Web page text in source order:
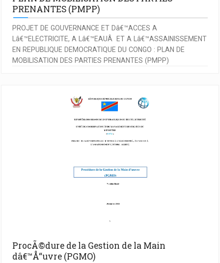
PRENANTES (PMPP)
PROJET DE GOUVERNANCE ET Dâ€™ACCES A
Lâ€™ELECTRICITE, A Lâ€™EAUÂ ET A Lâ€™ASSAINISSEMENT
EN REPUBLIQUE DEMOCRATIQUE DU CONGO : PLAN DE
MOBILISATION DES PARTIES PRENANTES (PMPP)
ProcÃ©dure de la Gestion de la Main
dâ€™Å“uvre (PGMO)